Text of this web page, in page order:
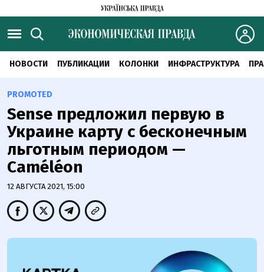
НОВОСТИ ПУБЛИКАЦИИ КОЛОНКИ ИНФРАСТРУКТУРА
PROMOTED
Sense предложил первую в
Украине карту с бесконечным
льготным периодом —
Caméléon
12 АВГУСТА 2021, 15:00